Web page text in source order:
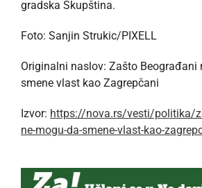
gradska Skupština.
Foto: Sanjin Strukic/PIXELL
Originalni naslov: Zašto Beograđani
smene vlast kao Zagrepčani
Izvor: https://nova.rs/vesti/politika/
ne-mogu-da-smene-vlast-kao-